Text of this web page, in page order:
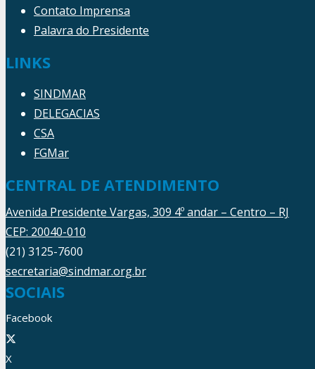
Contato Imprensa
Palavra do Presidente
LINKS
SINDMAR
DELEGACIAS
CSA
FGMar
CENTRAL DE ATENDIMENTO
Avenida Presidente Vargas, 309 4º andar – Centro – RJ
CEP: 20040-010
(21) 3125-7600
secretaria@sindmar.org.br
SOCIAIS
Facebook
X